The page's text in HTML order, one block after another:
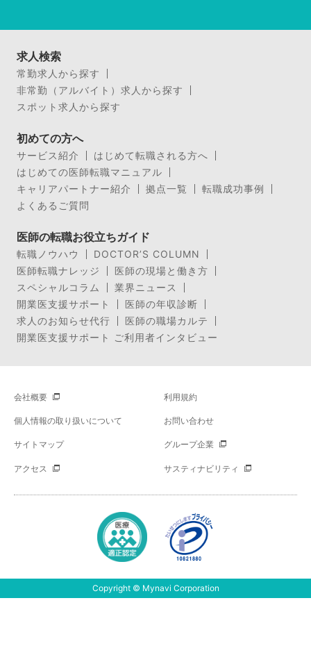
求人検索
常勤求人から探す
非常勤（アルバイト）求人から探す
スポット求人から探す
初めての方へ
サービス紹介
はじめて転職される方へ
はじめての医師転職マニュアル
キャリアパートナー紹介
拠点一覧
転職成功事例
よくあるご質問
医師の転職お役立ちガイド
転職ノウハウ
DOCTOR’S COLUMN
医師転職ナレッジ
医師の現場と働き方
スペシャルコラム
業界ニュース
開業医支援サポート
医師の年収診断
求人のお知らせ代行
医師の職場カルテ
開業医支援サポート ご利用者インタビュー
会社概要 利用規約
個人情報の取り扱いについて お問い合わせ
サイトマップ グループ企業
アクセス サスティナビリティ
Copyright © Mynavi Corporation